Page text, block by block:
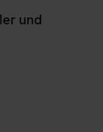
und